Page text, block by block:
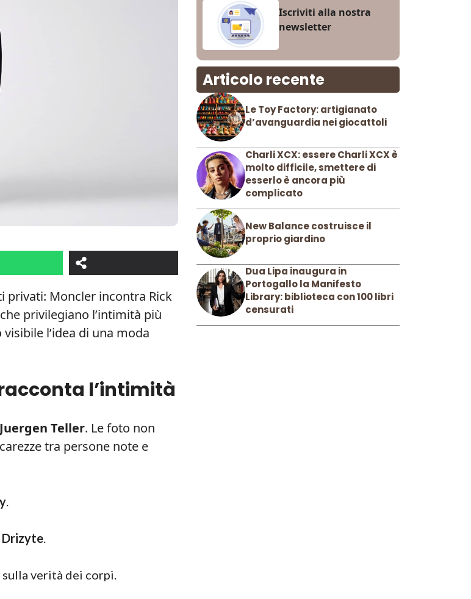
privati: Moncler incontra Rick
privilegiano l’intimità più
l’idea di una moda
l’intimità
Juergen Teller. Le foto non
tra persone note e
.
Drizyte.
verità dei corpi.
Iscriviti alla nostra
newsletter
Articolo recente
Le Toy Factory: artigianato
d’avanguardia nei giocattoli
Charli XCX: essere Charli XCX è
molto difficile, smettere di
esserlo è ancora più
complicato
New Balance costruisce il
proprio giardino
Dua Lipa inaugura in
Portogallo la Manifesto
Library: biblioteca con 100 libri
censurati